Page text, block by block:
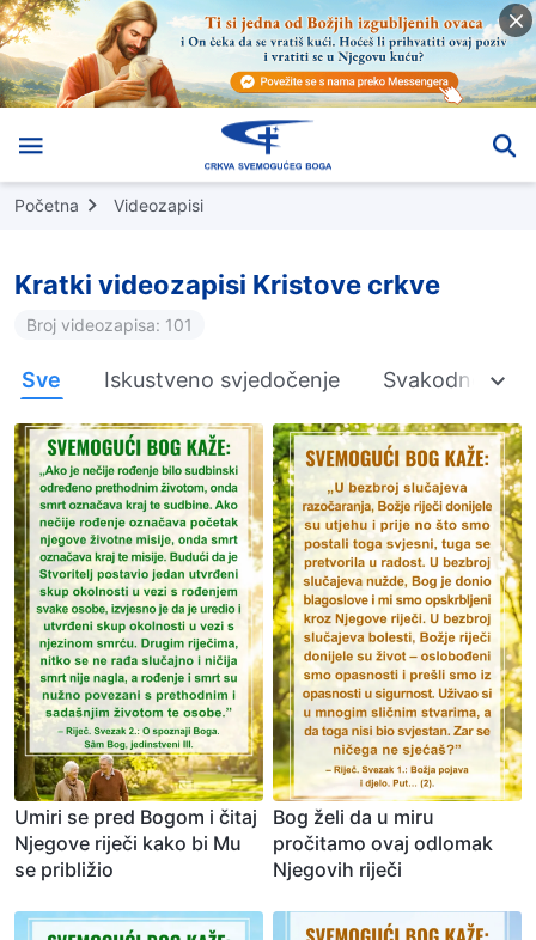
Početna Videozapisi
Kratki videozapisi Kristove crkve
Broj videozapisa: 101
Sve Iskustveno svjedočenje Svakodnevno
Umiri se pred Bogom i čitaj
Njegove riječi kako bi Mu
se približio
Bog želi da u miru
pročitamo ovaj odlomak
Njegovih riječi